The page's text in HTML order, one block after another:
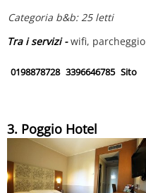
Categoria b&b: 25 letti
Tra i servizi -wifi, parcheggio
0198878728 3396646785 Sito
3. Poggio Hotel